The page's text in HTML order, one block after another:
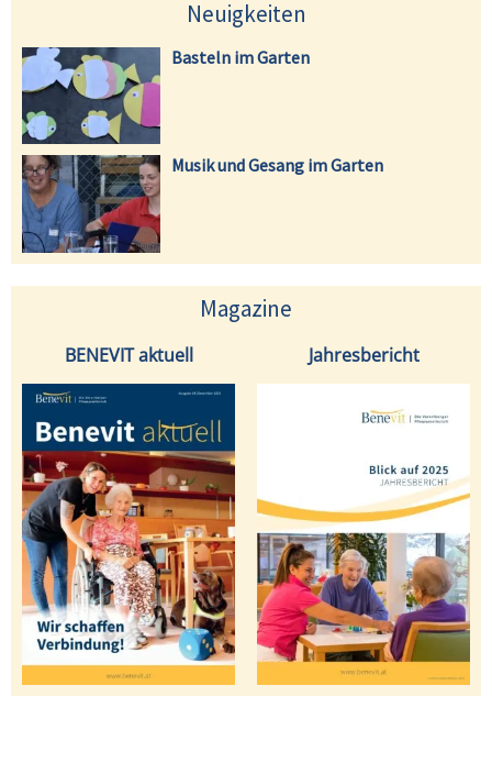
Neuigkeiten
Basteln im Garten
Musik und Gesang im Garten
Magazine
BENEVIT aktuell Jahresbericht